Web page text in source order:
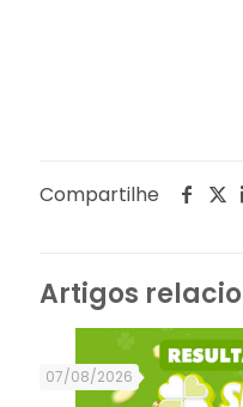
Compartilhe
Artigos
07/08/2026